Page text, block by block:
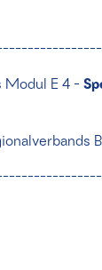
Modul E 4 -